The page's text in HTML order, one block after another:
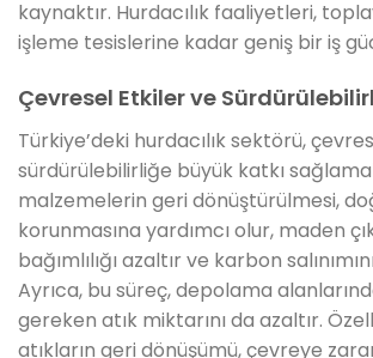
kaynaktır. Hurdacılık faaliyetleri,
işleme tesislerine kadar geniş bir iş
Çevresel Etkiler ve
Türkiye’deki hurdacılık sektörü,
sürdürülebilirliğe büyük katkı
malzemelerin geri dönüştürülmesi,
korunmasına yardımcı olur, maden
bağımlılığı azaltır ve karbon
Ayrıca, bu süreç, depolama
gereken atık miktarını da azaltır.
atıkların geri dönüşümü, çevreye